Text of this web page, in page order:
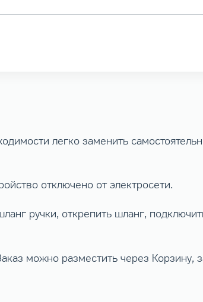
легко заменить
отключено от электросети.
ручки, открепить шланг,
можно разместить через Корзину,